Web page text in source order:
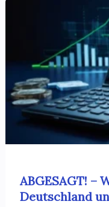
ABGESAGT! –
Deutschland